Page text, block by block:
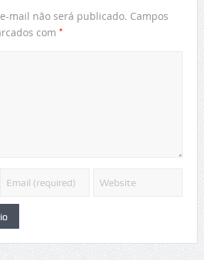
mail não será publicado. Campos
com *